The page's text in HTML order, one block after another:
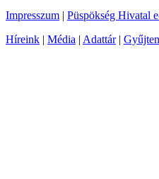
Impresszum | Püspökség Hivatal
Híreink | Média | Adattár|